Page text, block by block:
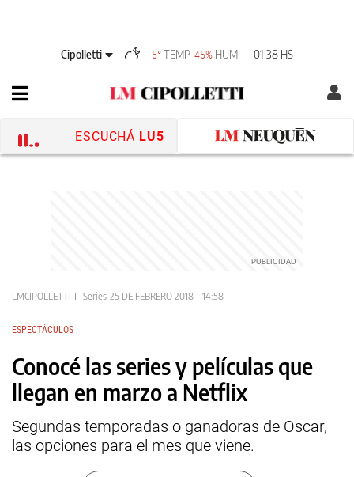
Cipolletti 5°TEMP 45% HUM 01:38 HS
ESCUCHÁ LU5
LMCIPOLLETTI Series 25 DE FEBRERO 2018 - 14:58
ESPECTÁCULOS
Conocé las series y películas que
llegan en marzo a Netflix
Segundas temporadas o ganadoras de Oscar,
las opciones para el mes que viene.